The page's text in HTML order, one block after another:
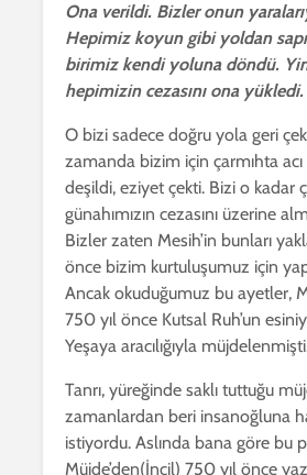
Ona verildi. Bizler onun
Hepimiz koyun gibi yoldan
birimiz kendi yoluna döndü.
hepimizin cezasını ona yükledi.
O bizi sadece doğru yola geri
zamanda bizim için çarmıhta
deşildi, eziyet çekti. Bizi o kadar
günahımızın cezasını üzerine
Bizler zaten Mesih’in bunları
önce bizim kurtuluşumuz için
Ancak okuduğumuz bu ayetler,
750 yıl önce Kutsal Ruh’un
Yeşaya aracılığıyla
Tanrı, yüreğinde saklı tuttuğu
zamanlardan beri insanoğluna
istiyordu. Aslında bana göre bu
Müjde’den(İncil) 750 yıl önce